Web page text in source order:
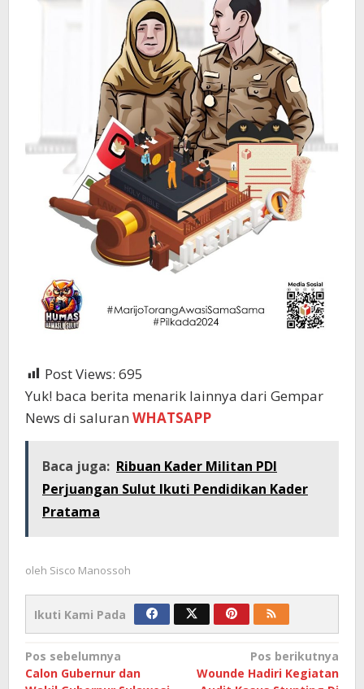
Post Views: 695
Yuk! baca berita menarik lainnya dari Gempar
News di saluran WHATSAPP
Baca juga: Ribuan Kader Militan PDI
Perjuangan Sulut Ikuti Pendidikan Kader
Pratama
oleh Sisco Manossoh
Ikuti Kami Pada
Navigasi
pos
Pos sebelumnya
Calon Gubernur dan
Pos berikutnya
Wounde Hadiri Kegiatan